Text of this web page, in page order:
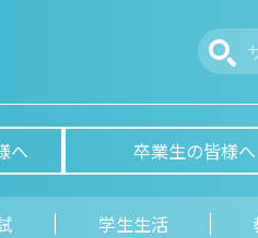
へ 卒業生の皆様へ
学生生活